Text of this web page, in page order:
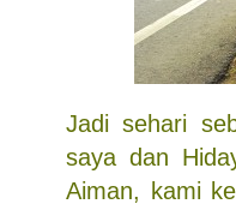
Jadi sehari
saya dan
Aiman, kami